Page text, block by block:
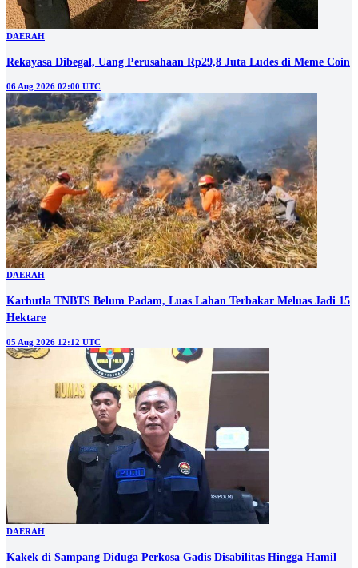
DAERAH
Rekayasa Dibegal, Uang Perusahaan Rp29,8 Juta Ludes di Meme Coin
06 Aug 2026 02:00 UTC
DAERAH
Karhutla TNBTS Belum Padam, Luas Lahan Terbakar Meluas Jadi 15
Hektare
05 Aug 2026 12:12 UTC
DAERAH
Kakek di Sampang Diduga Perkosa Gadis Disabilitas Hingga Hamil